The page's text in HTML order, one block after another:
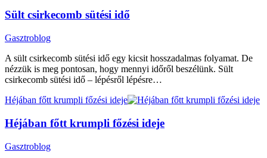
Sült csirkecomb sütési idő
Gasztroblog
A sült csirkecomb sütési idő egy kicsit hosszadalmas folyamat. De
nézzük is meg pontosan, hogy mennyi időről beszélünk. Sült
csirkecomb sütési idő – lépésről lépésre…
Héjában főtt krumpli főzési ideje
Héjában főtt krumpli főzési ideje
Gasztroblog